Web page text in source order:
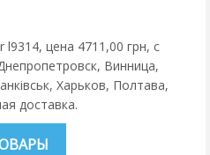
l9314, цена 4711,00 грн, с
Винница,
Харьков, Полтава,
доставка.